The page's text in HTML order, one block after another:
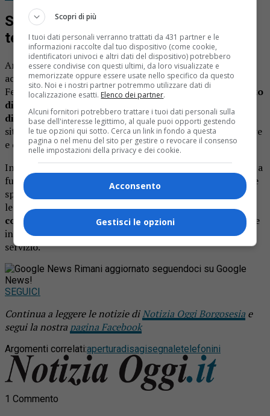
Segnalazioni inviate al gestore
telefonico
Anche il Comune di Valdilana si è attivato per cercare di
accelerare la soluzione del problema. L’assessore Pradeep
Ferlaha confermato che l’amministrazione ha inoltrato
diverse comunicazioni ai gestori per evidenziare i
disagi registrati in numerose aree del territorio. La
situazione, però, continua a presentarsi in modo irregolare
e difficile da prevedere.
In alcune località la copertura telefonica continua infatti a
funzionare regolarmente, mentre poco distante il segnale
sparisce completamente. Una condizione “a macchia di
leopardo” cherende ancora più complicato
comprendere l’origine precisa dei malfunzionamenti
e
intervenire rapidamente per il ripristino completo del
servizio.
Rimani aggiornato seguendoci su Google
News!
SEGUICI
Continua a leggere le notizie diNotizia Oggi Borgosesia e
segui la nostra pagina Facebook
Argomenti correlati:aperturadisagisegnaletelefonini
1 Commento
Scopri di più
I tuoi dati personali verranno trattati da 431 partner e le
informazioni raccolte dal tuo dispositivo (come cookie,
identificatori univoci e altri dati del dispositivo) potrebbero
essere condivise con questi ultimi, da loro visualizzate e
memorizzate oppure essere usate nello specifico da questo
sito. Noi e i nostri partner potremmo utilizzare dati di
localizzazione esatti. Elenco dei partner.
Alcuni fornitori potrebbero trattare i tuoi dati personali sulla
base dell'interesse legittimo, al quale puoi opporti gestendo
le tue opzioni qui sotto. Cerca un link in fondo a questa
pagina o nel menu del sito per gestire o revocare il consenso
nelle impostazioni della privacy e dei cookie.
Acconsento
Gestisci le opzioni